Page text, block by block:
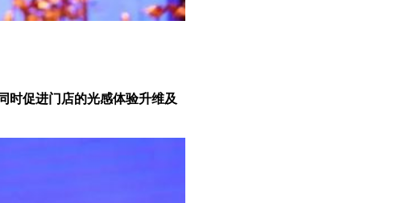
时促进门店的光感体验升维及